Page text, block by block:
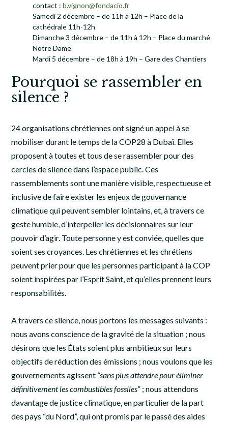
contact : b.vignon@fondacio.fr
Samedi 2 décembre – de 11h à 12h – Place de la
cathédrale 11h-12h
Dimanche 3 décembre – de 11h à 12h – Place du marché
Notre Dame
Mardi 5 décembre – de 18h à 19h – Gare des Chantiers
Pourquoi se rassembler en
silence ?
24 organisations chrétiennes ont signé un appel à se
mobiliser durant le temps de la COP28 à Dubaï. Elles
proposent à toutes et tous de se rassembler pour des
cercles de silence dans l’espace public. Ces
rassemblements sont une manière visible, respectueuse et
inclusive de faire exister les enjeux de gouvernance
climatique qui peuvent sembler lointains, et, à travers ce
geste humble, d’interpeller les décisionnaires sur leur
pouvoir d’agir. Toute personne y est conviée, quelles que
soient ses croyances. Les chrétiennes et les chrétiens
peuvent prier pour que les personnes participant à la COP
soient inspirées par l’Esprit Saint, et qu’elles prennent leurs
responsabilités.
A travers ce silence, nous portons les messages suivants :
nous avons conscience de la gravité de la situation ; nous
désirons que les États soient plus ambitieux sur leurs
objectifs de réduction des émissions ; nous voulons que les
gouvernements agissent “sans plus attendre pour éliminer
définitivement les combustibles fossiles” ; nous attendons
davantage de justice climatique, en particulier de la part
des pays “du Nord”, qui ont promis par le passé des aides